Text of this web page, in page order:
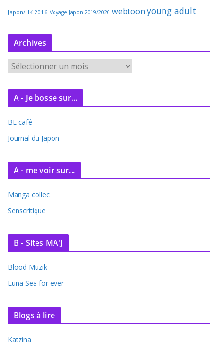
Japon/HK 2016 Voyage Japon 2019/2020 webtoon young adult
Archives
r
c
v
e
A - Je bosse sur...
BL café
Journal du Japon
A - me voir sur...
Manga collec
Senscritique
B - Sites MA'J
Blood Muzik
Luna Sea for ever
Blogs à lire
Katzina